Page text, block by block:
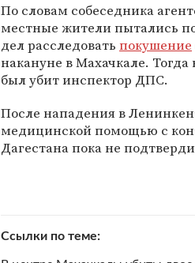
По словам собеседника
местные жители пытались
дел расследовать покушение
накануне в Махачкале.
был убит инспектор ДПС.
После нападения в
медицинской помощью с
Дагестана пока не
Ссылки по теме